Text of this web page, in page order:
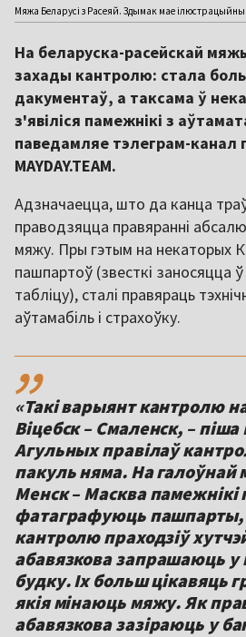
Мяжа Беларусі з Расеяй. Здымак мае
На беларуска-расейскай
захады кантролю: стала
дакументаў, а таксама ў
з'явіліся памежнікі з
паведамляе тэлеграм-канал
MAYDAY.TEAM.
Адзначаецца, што да канца
праводзяцца правяранні
мяжу. Пры гэтым на некаторых
пашпартоў (звесткі заносяцца
табліцу), сталі правяраць
аўтамабіль і страхоўку.
,,
«Такі варыянт кантролю
Віцебск – Смаленск, – піша
Агульных правілаў
пакуль няма. На галоўнай
Менск – Масква
фатаграфуюць пашпарты,
кантролю праходзіў
абавязкова запрашаюць
будку. Іх больш цікавяць
якія мінаюць мяжу. Як
абавязкова зазіраюць у